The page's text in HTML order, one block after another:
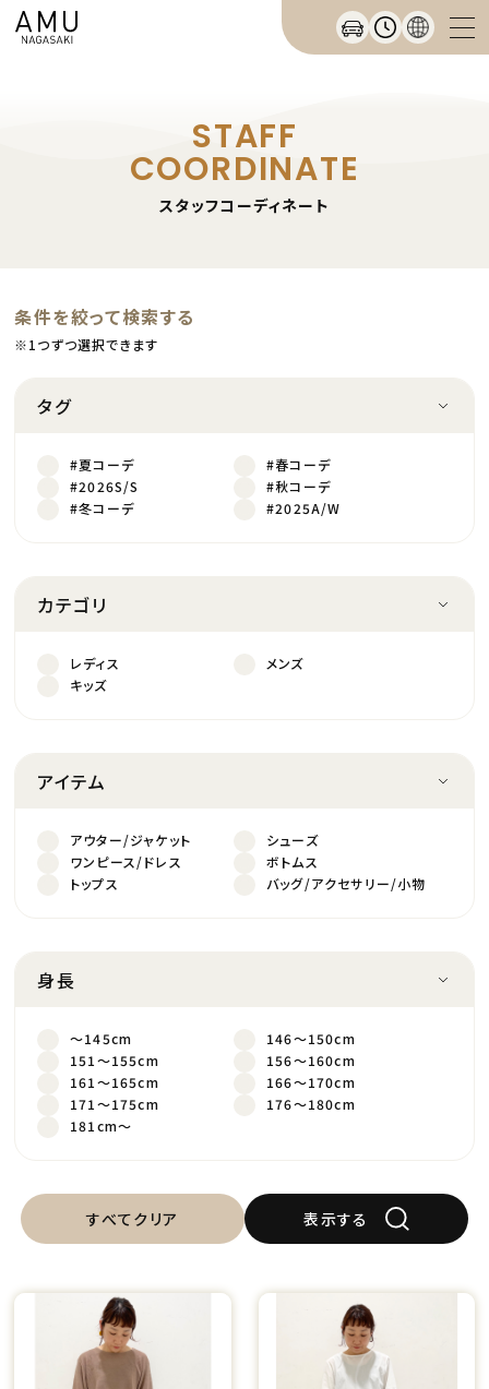
STAFF
COORDINATE
スタッフコーディネート
条件を絞って検索する
※1つずつ選択できます
タグ
#夏コーデ
#春コーデ
#2026S/S
#秋コーデ
#冬コーデ
#2025A/W
カテゴリ
レディス
メンズ
キッズ
アイテム
アウター/ジャケット
シューズ
ワンピース/ドレス
ボトムス
トップス
バッグ/アクセサリー/小物
身長
～145cm
146～150cm
151～155cm
156～160cm
161～165cm
166～170cm
171～175cm
176～180cm
181cm～
すべてクリア 表示する